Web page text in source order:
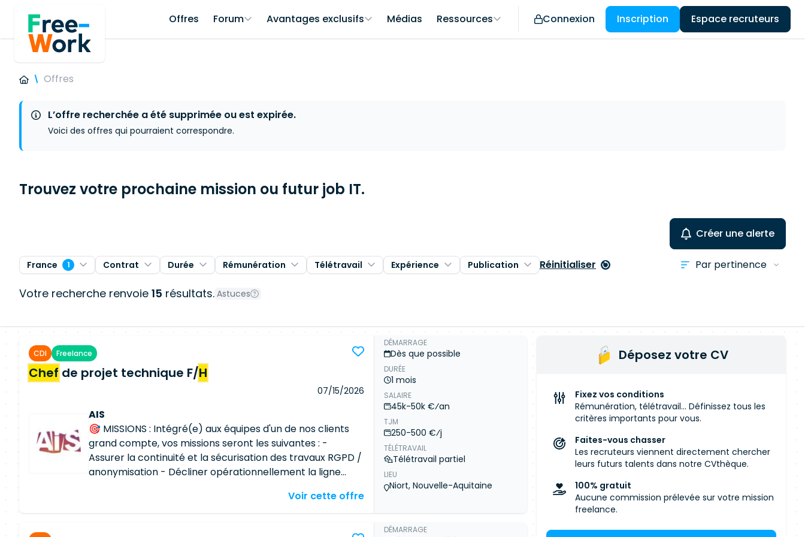
Offres Forum Avantages exclusifs Médias Ressources Connexion Inscription Espace recruteurs
Offres
L’offre recherchée a été supprimée ou est expirée.
Voici des offres qui pourraient correspondre.
Trouvez votre prochaine mission ou futur job IT.
Créer une alerte
France 1 Contrat Durée Rémunération Télétravail Expérience Publication Réinitialiser
Votre recherche renvoie 15 résultats. Astuces
CDI Freelance
Chef de projet technique F/H
07/15/2026
AIS
🎯 MISSIONS : Intégré(e) aux équipes d'un de nos clients
grand compte, vos missions seront les suivantes : -
Assurer la continuité et la sécurisation des travaux RGPD /
anonymisation - Décliner opérationnellement la ligne
Coordonner les responsables applicatifs, les équipes de
Voir cette offre
DÉMARRAGE
Dès que possible
DURÉE
1 mois
SALAIRE
45k-50k €⁄an
TJM
250-500 €⁄j
TÉLÉTRAVAIL
Télétravail partiel
LIEU
Niort, Nouvelle-Aquitaine
DÉMARRAGE
Déposez votre CV
Fixez vos conditions
Rémunération, télétravail... Définissez tous les
critères importants pour vous.
Faites-vous chasser
Les recruteurs viennent directement chercher
leurs futurs talents dans notre CVthèque.
100% gratuit
Aucune commission prélevée sur votre mission
freelance.